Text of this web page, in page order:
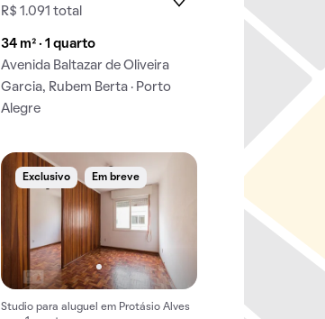
R$ 1.091 total
34 m² · 1 quarto
Avenida Baltazar de Oliveira
Garcia, Rubem Berta · Porto
Alegre
Exclusivo Em breve
Studio para aluguel em Protásio Alves